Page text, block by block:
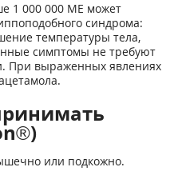
1 000 000 ME может
синдрома:
температуры тела,
симптомы не требуют
При выраженных явлениях
или подкожно.